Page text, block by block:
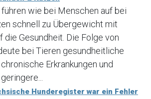
wie bei Menschen auf bei
schnell zu Übergewicht mit
die Gesundheit. Die Folge von
bei Tieren gesundheitliche
Erkrankungen und
Hunderegister war ein Fehler